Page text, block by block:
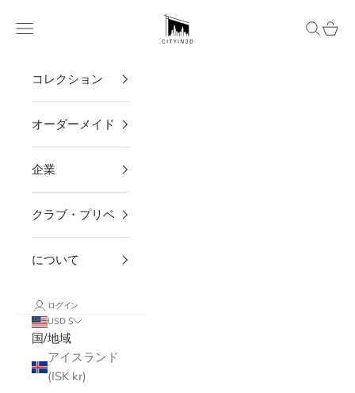
CITYIN3D
メニュー 検索カー
コレクション
オーダーメイド
企業
クラブ・プリベ
について
ログイン
USD $
国/地域
アイスランド
(ISK kr)